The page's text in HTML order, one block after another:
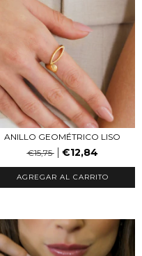
ANILLO GEOMÉTRICO LISO
€15,75
€12,84
AGREGAR AL CARRITO